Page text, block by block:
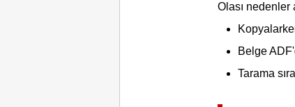
Olası nedenler
Belge
Tarama